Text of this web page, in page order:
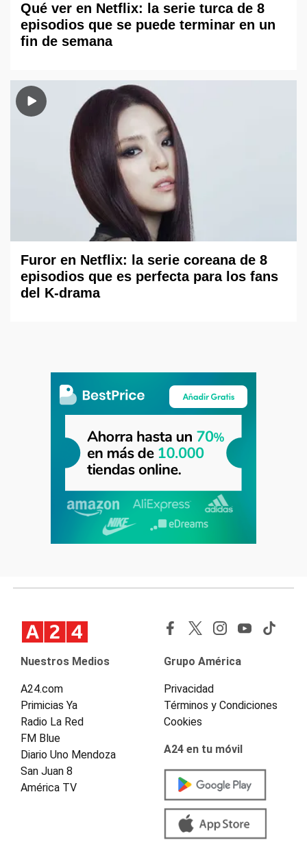
Qué ver en Netflix: la serie turca de 8
episodios que se puede terminar en un
fin de semana
Furor en Netflix: la serie coreana de 8
episodios que es perfecta para los fans
del K-drama
Nuestros Medios
A24.com
Primicias Ya
Radio La Red
FM Blue
Diario Uno Mendoza
San Juan 8
América TV
Grupo América
Privacidad
Términos y Condiciones
Cookies
A24 en tu móvil